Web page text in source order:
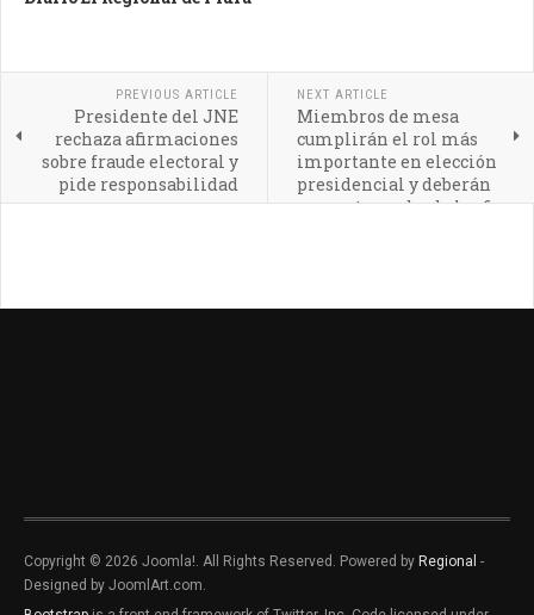
PREVIOUS ARTICLE
Presidente del JNE
rechaza afirmaciones
sobre fraude electoral y
pide responsabilidad
NEXT ARTICLE
Miembros de mesa
cumplirán el rol más
importante en elección
presidencial y deberán
presentarse desde las 6
Copyright © 2026 Joomla!. All Rights Reserved. Powered by Regional -
Designed by JoomlArt.com.